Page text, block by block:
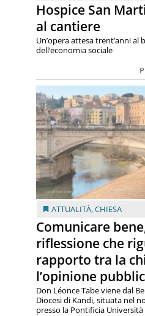
Hospice San
al cantiere
Un’opera attesa trent’anni al
dell’economia sociale
ATTUALITÀ,CHIESA
Comunicare
riflessione che
rapporto tra la
l’opinione
Don Léonce Tabe viene dal
Diocesi di Kandi, situata nel
presso la Pontificia Università